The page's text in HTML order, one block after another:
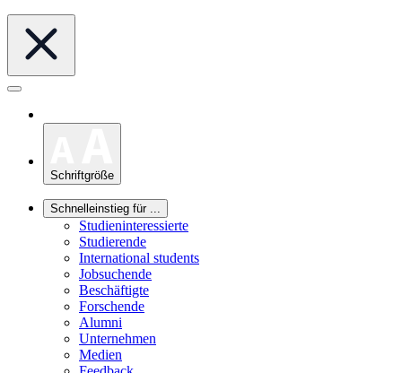
Schriftgröße
Schnelleinstieg für ...
Studieninteressierte
Studierende
International students
Jobsuchende
Beschäftigte
Forschende
Alumni
Unternehmen
Medien